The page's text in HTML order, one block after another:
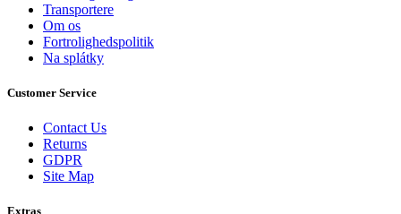
Transportere
Om os
Fortrolighedspolitik
Na splátky
Customer Service
Contact Us
Returns
GDPR
Site Map
Extras